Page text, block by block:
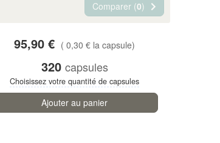
Comparer (0)
95,90 € ( 0,30 € la capsule)
320 capsules
Choisissez votre quantité de capsules
Ajouter au panier